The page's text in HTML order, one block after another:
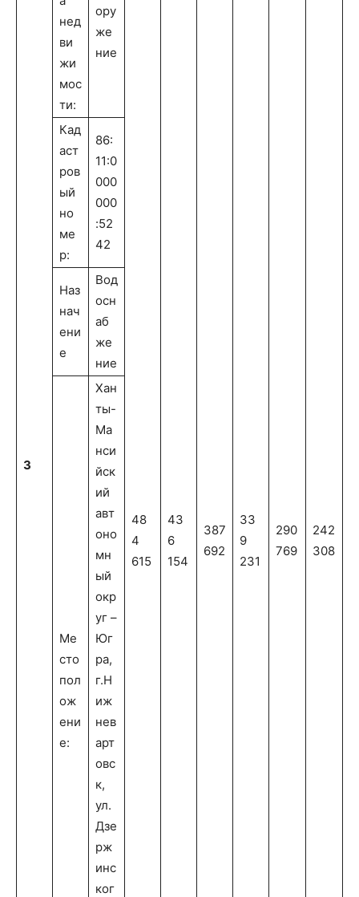
3
нед
ви
жи
мос
ти:
ору
же
ние
48
4
615
43
6
154
387
692
33
9
231
290
769
242
308
Кад
аст
ров
ый
но
ме
р:
86:
11:0
000
000
:52
42
Наз
нач
ени
е
Вод
осн
аб
же
ние
Ме
сто
пол
ож
ени
е:
Хан
ты-
Ма
нси
йск
ий
авт
оно
мн
ый
окр
уг –
Юг
ра,
г.Н
иж
нев
арт
овс
к,
ул.
Дзе
рж
инс
ког